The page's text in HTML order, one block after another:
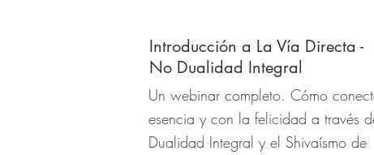
Introducción a La Vía Directa -
No Dualidad Integral
Un webinar completo. Cómo
esencia y con la felicidad a través
Dualidad Integral y el Shivaísmo de